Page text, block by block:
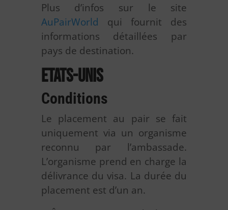
Plus d’infos sur le site
AuPairWorld qui fournit des
informations détaillées par
pays de destination.
Etats-Unis
Conditions
Le placement au pair se fait
uniquement via un organisme
reconnu par l’ambassade.
L’organisme prend en charge la
délivrance du visa. La durée du
placement est d’un an.